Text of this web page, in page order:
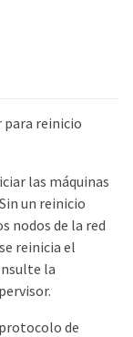
para reinicio
las máquinas
un reinicio
nodos de la red
reinicia el
la
de